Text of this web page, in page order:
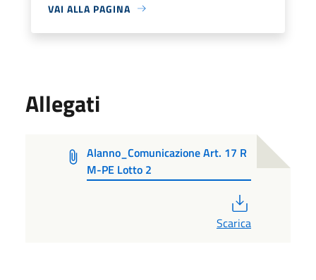
VAI ALLA PAGINA
Allegati
Alanno_Comunicazione Art. 17 R
M-PE Lotto 2
Scarica